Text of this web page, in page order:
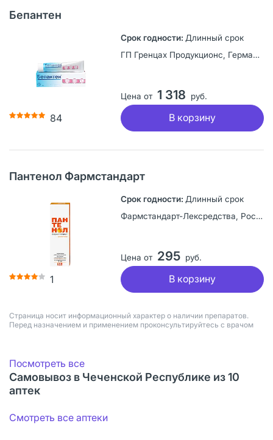
Бепантен
84
Длинный срок
ГП Гренцах Продукционс, Германия
Цена от 1 318 руб.
В корзину
Пантенол Фармстандарт
1
Длинный срок
Фармстандарт-Лексредства, Россия
Цена от 295 руб.
В корзину
Страница носит информационный характер о наличии препаратов.
Перед назначением и применением проконсультируйтесь с врачом
Посмотреть все
Самовывоз в Чеченской Республике из 10
аптек
Смотреть все аптеки